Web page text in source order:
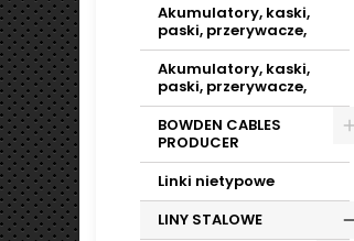
Akumulatory, kaski,
paski, przerywacze,
Akumulatory, kaski,
paski, przerywacze,
BOWDEN CABLES
PRODUCER
Linki nietypowe
LINY STALOWE